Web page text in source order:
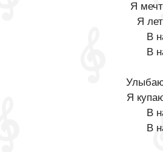
Я
Я
В
В
Я
В
В